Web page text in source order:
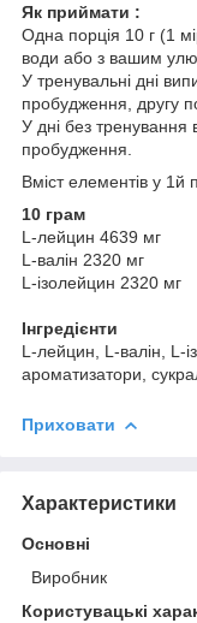
Як приймати :
Одна порція 10 г (1
води або з вашим
У тренувальні дні
пробудження, другу
У дні без тренування
пробудження.
Вміст елементів у 1й
10 грам
L-лейцин 4639 мг
L-валін 2320 мг
L-ізолейцин 2320 мг
Інгредієнти
L-лейцин, L-валін, L-
ароматизатори,
Приховати
Характеристики
Основні
Виробник
Користувацькi